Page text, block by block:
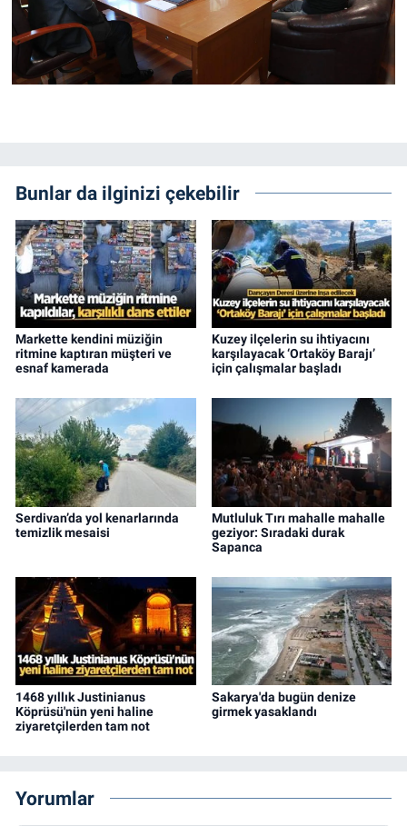
Bunlar da ilginizi çekebilir
Markette kendini müziğin
ritmine kaptıran müşteri ve
esnaf kamerada
Kuzey ilçelerin su ihtiyacını
karşılayacak ‘Ortaköy Barajı’
için çalışmalar başladı
Serdivan’da yol kenarlarında
temizlik mesaisi
Mutluluk Tırı mahalle mahalle
geziyor: Sıradaki durak
Sapanca
1468 yıllık Justinianus
Köprüsü'nün yeni haline
ziyaretçilerden tam not
Sakarya'da bugün denize
girmek yasaklandı
Yorumlar